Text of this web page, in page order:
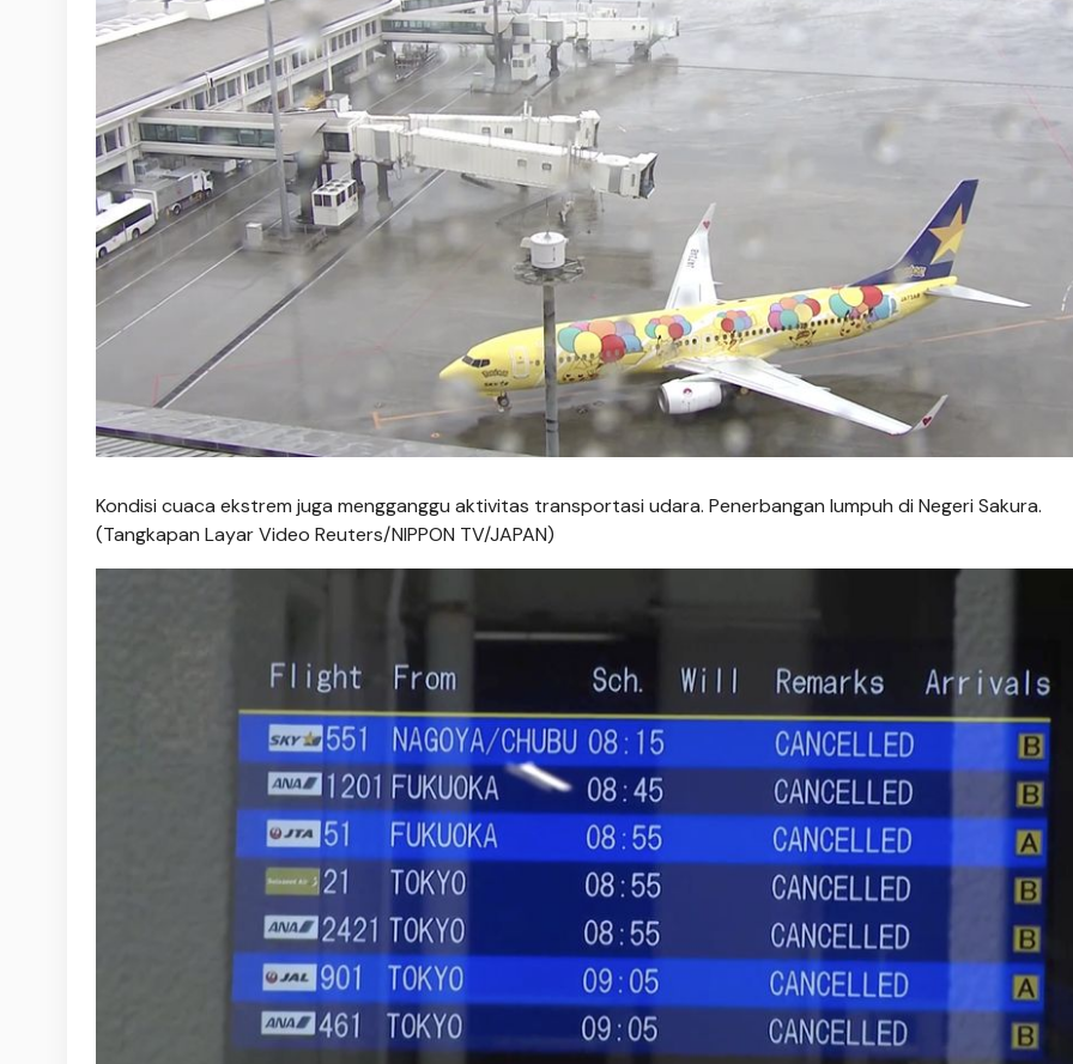
Kondisi cuaca ekstrem juga mengganggu aktivitas transportasi udara. Penerbangan lumpuh di Negeri Sakura.
(Tangkapan Layar Video Reuters/NIPPON TV/JAPAN)